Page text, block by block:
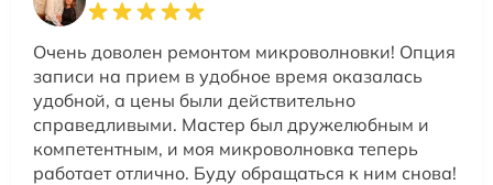
Очень доволен ремонтом микроволновки! Опция
записи на прием в удобное время оказалась
удобной, а цены были действительно
справедливыми. Мастер был дружелюбным и
компетентным, и моя микроволновка теперь
работает отлично. Буду обращаться к ним снова!